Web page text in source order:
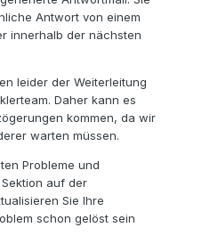
Antwort von einem
innerhalb der nächsten
leider der Weiterleitung
Daher kann es
kommen, da wir
warten müssen.
Probleme und
auf der
Sie Ihre
schon gelöst sein